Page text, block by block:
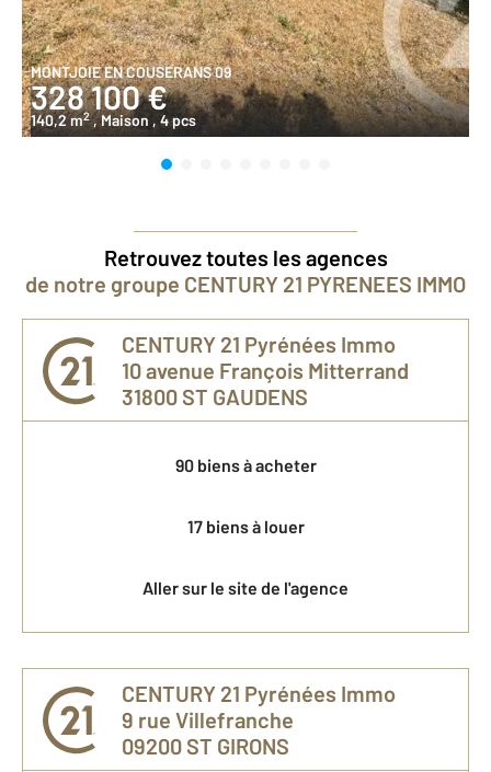
MONTJOIE EN COUSERANS 09
328 100 €
140,2 m2 , Maison , 4 pcs
Retrouvez toutes les agences
de notre groupe CENTURY 21 PYRENEES IMMO
CENTURY 21 Pyrénées Immo
10 avenue François Mitterrand
31800 ST GAUDENS
90 biens à acheter
17 biens à louer
Aller sur le site de l'agence
CENTURY 21 Pyrénées Immo
9 rue Villefranche
09200 ST GIRONS